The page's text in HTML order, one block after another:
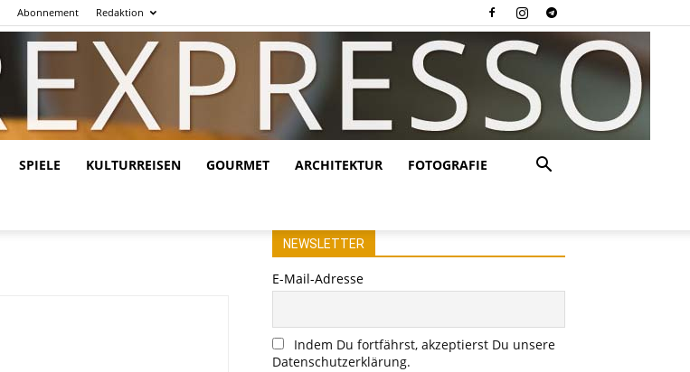
Abonnement Redaktion
SPIELE KULTURREISEN GOURMET ARCHITEKTUR FOTOGRAFIE
NEWSLETTER
E-Mail-Adresse
Indem Du fortfährst, akzeptierst Du unsere
Datenschutzerklärung.